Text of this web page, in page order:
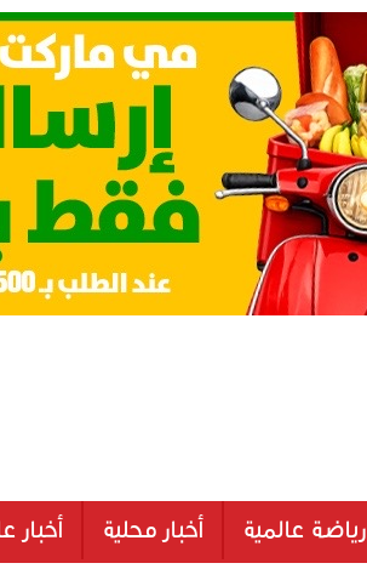
رياضة عالمية أخبار محلية أخبار